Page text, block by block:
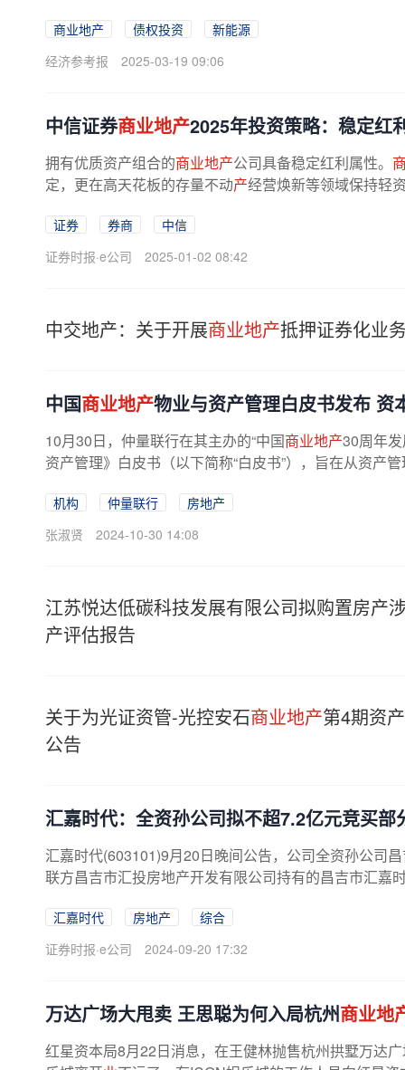
商业地产 债权投资
新能源
经济参考报
2025-03-19 09:06
中信证券商业地产2025年投资策略：稳定红
拥有优质资产组合的商业地产公司具备稳定红利属性。
定，更在高天花板的存量不动产经营焕新等领域保持轻
证券 券商
中信
证券时报·e公司
2025-01-02 08:42
中交地产：关于开展商业地产抵押证券化业
中国商业地产物业与资产管理白皮书发布 资
10月30日，仲量联行在其主办的“中国商业地产30周年
资产管理》白皮书（以下简称“白皮书”），旨在从资产
机构 仲量联行
房地产
张淑贤
2024-10-30 14:08
江苏悦达低碳科技发展有限公司拟购置房产
产评估报告
关于为光证资管-光控安石商业地产第4期资
公告
汇嘉时代：全资孙公司拟不超7.2亿元竞买部
汇嘉时代(603101)9月20日晚间公告，公司全资孙公司
联方昌吉市汇投房地产开发有限公司持有的昌吉市汇嘉
汇嘉时代 房地产
综合
证券时报·e公司
2024-09-20 17:32
万达广场大甩卖 王思聪为何入局杭州商业地
红星资本局8月22日消息，在王健林抛售杭州拱墅万达